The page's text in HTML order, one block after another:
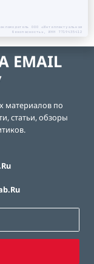
ООО «Интеллектуальная
безопасность», ИНН 7719435412
материалов по
статьи, обзоры